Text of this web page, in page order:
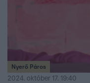
Nyerő Páros
2024. október 17. 19:40